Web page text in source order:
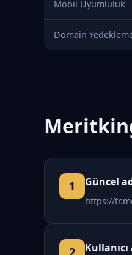
Mobil Uyumluluk
Domain
Güncel
https://
Kullanıcı